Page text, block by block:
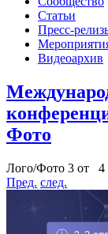
Статьи
Пресс-
Видеоархив
Фото
Лого/Фото 3 от 4
Пред. след.